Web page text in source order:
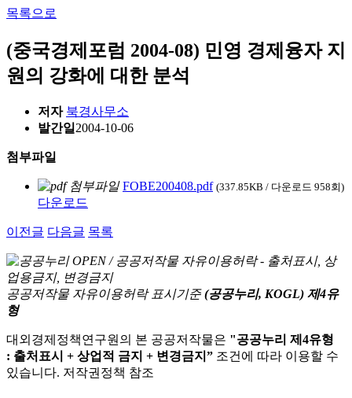
목록으로
(중국경제포럼 2004-08) 민영 경제융자 지
원의 강화에 대한 분석
저자 북경사무소
발간일 2004-10-06
첨부파일
FOBE200408.pdf (337.85KB / 다운로드 958회)
다운로드
이전글 다음글 목록
공공저작물 자유이용허락 표시기준 (공공누리, KOGL) 제4유
형
대외경제정책연구원의 본 공공저작물은 "공공누리 제4유형
: 출처표시 + 상업적 금지 + 변경금지” 조건에 따라 이용할 수
있습니다. 저작권정책 참조